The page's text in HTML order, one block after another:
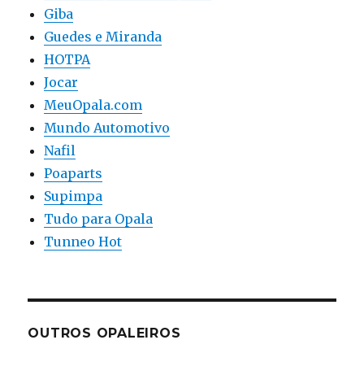
Giba
Guedes e Miranda
HOTPA
Jocar
MeuOpala.com
Mundo Automotivo
Nafil
Poaparts
Supimpa
Tudo para Opala
Tunneo Hot
OUTROS OPALEIROS